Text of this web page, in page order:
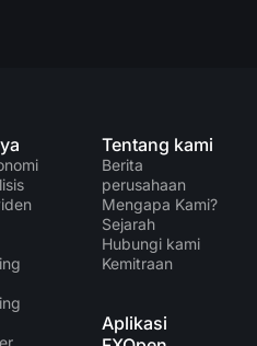
Tentang kami
Berita
perusahaan
Mengapa Kami?
Sejarah
Hubungi kami
Kemitraan
Aplikasi